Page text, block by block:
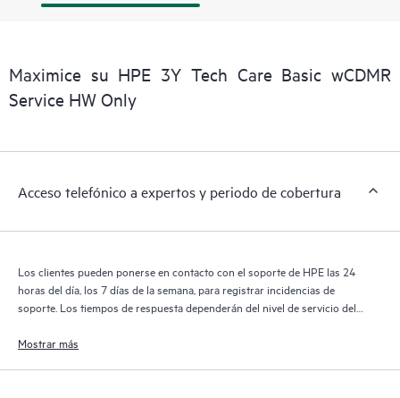
Maximice su HPE 3Y Tech Care Basic wCDMR
Service HW Only
Acceso telefónico a expertos y periodo de cobertura
Los clientes pueden ponerse en contacto con el soporte de HPE las 24
horas del día, los 7 días de la semana, para registrar incidencias de
soporte. Los tiempos de respuesta dependerán del nivel de servicio del
Mostrar más